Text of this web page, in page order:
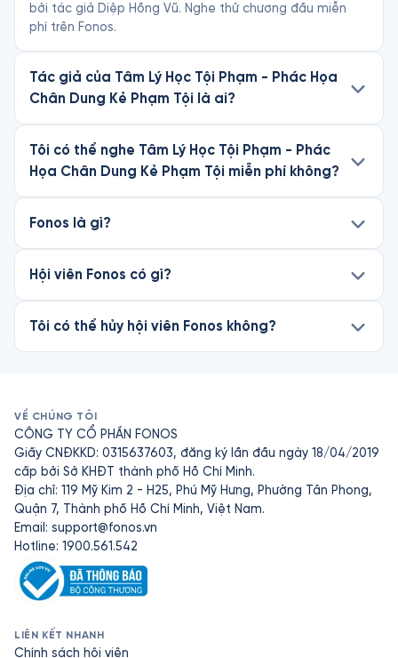
bởi tác giả Diệp Hồng Vũ. Nghe thử chương đầu miễn
phí trên Fonos.
Tác giả của Tâm Lý Học Tội Phạm - Phác Họa
Chân Dung Kẻ Phạm Tội là ai?
Tôi có thể nghe Tâm Lý Học Tội Phạm - Phác
Họa Chân Dung Kẻ Phạm Tội miễn phí không?
Fonos là gì?
Hội viên Fonos có gì?
Tôi có thể hủy hội viên Fonos không?
VỀ CHÚNG TÔI
CÔNG TY CỔ PHẦN FONOS
Giấy CNĐKKD: 0315637603, đăng ký lần đầu ngày 18/04/2019
cấp bởi Sở KHĐT thành phố Hồ Chí Minh.
Địa chỉ: 119 Mỹ Kim 2 - H25, Phú Mỹ Hưng, Phường Tân Phong,
Quận 7, Thành phố Hồ Chí Minh, Việt Nam.
Email: support@fonos.vn
Hotline: 1900.561.542
LIÊN KẾT NHANH
Chính sách hội viên